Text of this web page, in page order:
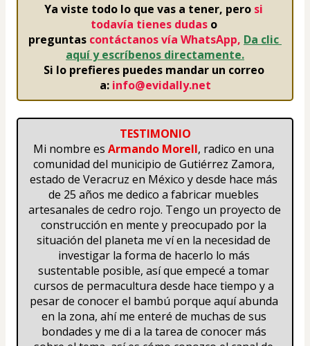
Ya viste todo lo que vas a tener, pero si
todavía tienes dudas o
preguntas contáctanosvía WhatsApp, Da clic
aquí y escríbenos directamente.
Si lo prefieres puedes mandar un correo
a: info@evidally.net
TESTIMONIO
Mi nombre es Armando Morell, radico en una
comunidad del municipio de Gutiérrez Zamora,
estado de Veracruz en México y desde hace más
de 25 años me dedico a fabricar muebles
artesanales de cedro rojo. Tengo un proyecto de
construcción en mente y preocupado por la
situación del planeta me ví en la necesidad de
investigar la forma de hacerlo lo más
sustentable posible, así que empecé a tomar
cursos de permacultura desde hace tiempo y a
pesar de conocer el bambú porque aquí abunda
en la zona, ahí me enteré de muchas de sus
bondades y me di a la tarea de conocer más